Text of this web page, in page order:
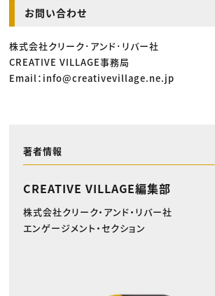
お問い合わせ
株式会社クリーク･アンド･リバー社
CREATIVE VILLAGE事務局
Email：info@creativevillage.ne.jp
著者情報
CREATIVE VILLAGE編集部
株式会社クリーク・アンド・リバー社
エンゲージメント・セクション